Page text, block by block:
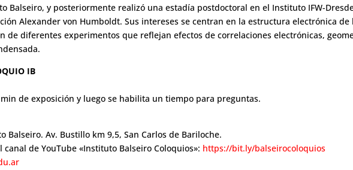
Balseiro, y posteriormente realizó una estadía postdoctoral en el Instituto IFW-
Alexander von Humboldt. Sus intereses se centran en la estructura electrónica de
de diferentes experimentos que reflejan efectos de correlaciones electrónicas,
IB
de exposición y luego se habilita un tiempo para preguntas.
Balseiro. Av. Bustillo km 9,5, San Carlos de Bariloche.
de YouTube «Instituto Balseiro Coloquios»: https://bit.ly/balseirocoloquios